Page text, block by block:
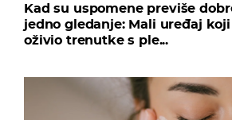
Kad su uspomene previše
jedno gledanje: Mali uređaj
oživio trenutke s ple...